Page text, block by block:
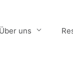
Über uns